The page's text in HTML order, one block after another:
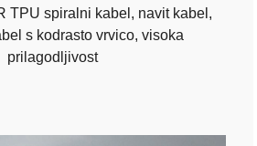
TPU spiralni kabel, navit kabel,
s kodrasto vrvico, visoka
prilagodljivost